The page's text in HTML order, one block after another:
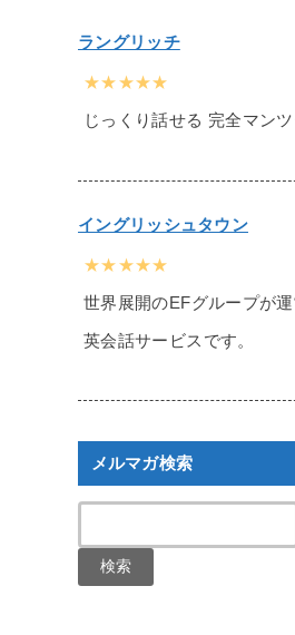
ラングリッチ
★★★★★
じっくり話せる 完全マンツ
イングリッシュタウン
★★★★★
世界展開のEFグループが
英会話サービスです。
メルマガ検索